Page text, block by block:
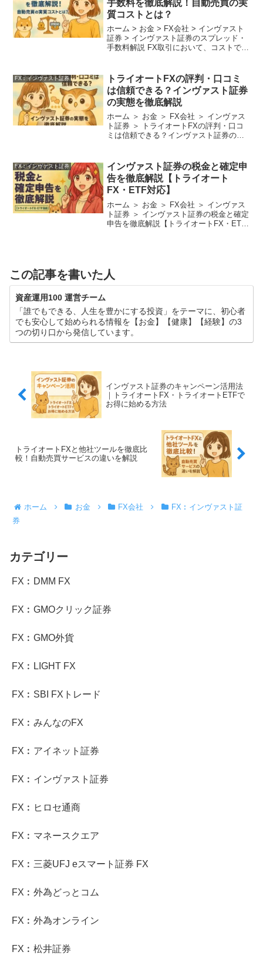
手数料を徹底解説！自動売買の実
質コストとは？
ホーム > お金 > FX会社 > インヴァスト
証券 > インヴァスト証券のスプレッド・
手数料解説 FX取引において、コストであ
証券のトライオートFXでは、一般的な裁
量...
FX︰インヴァスト証券
トライオートFXの評判・口コミ
は信頼できる？インヴァスト証券
の実態を徹底解説
ホーム ＞ お金 ＞ FX会社 ＞ インヴァス
ト証券 ＞ トライオートFXの評判・口コ
ミは信頼できる？インヴァスト証券の実
FXサービスとして人気を集めています。
しか...
FX︰インヴァスト証券
インヴァスト証券の税金と確定申
告を徹底解説【トライオート
FX・ETF対応】
ホーム ＞ お金 ＞ FX会社 ＞ インヴァス
ト証券 ＞ インヴァスト証券の税金と確定
申告を徹底解説【トライオートFX・ETF
この記事を書いた人
資産運用100 運営チーム
「誰でもできる、人生を豊かにする投資」をテーマに、初心者
でも安心して始められる情報を【お金】【健康】【経験】の3
つの切り口から発信しています。
インヴァスト証券のキャンペーン活用法
｜トライオートFX・トライオートETFで
お得に始める方法
トライオートFXと他社ツールを徹底比
較！自動売買サービスの違いを解説
ホーム お金 FX会社
FX︰インヴァスト証
券
カテゴリー
FX︰DMM FX
FX︰GMOクリック証券
FX︰GMO外貨
FX︰LIGHT FX
FX︰SBI FXトレード
FX︰みんなのFX
FX︰アイネット証券
FX︰インヴァスト証券
FX︰ヒロセ通商
FX︰マネースクエア
FX︰三菱UFJ eスマート証券 FX
FX︰外為どっとコム
FX︰外為オンライン
FX︰松井証券